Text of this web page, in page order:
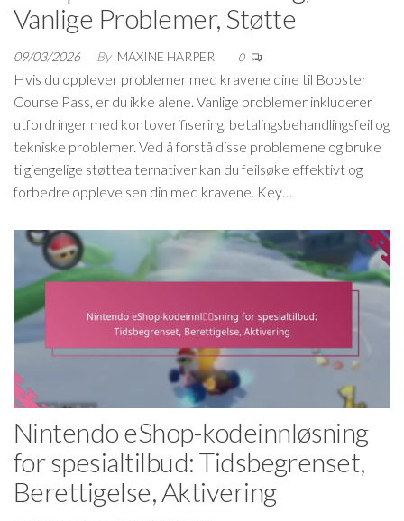
Vanlige Problemer, Støtte
09/03/2026 By MAXINE HARPER 0
Hvis du opplever problemer med kravene dine til Booster
Course Pass, er du ikke alene. Vanlige problemer inkluderer
utfordringer med kontoverifisering, betalingsbehandlingsfeil og
tekniske problemer. Ved å forstå disse problemene og bruke
tilgjengelige støttealternativer kan du feilsøke effektivt og
forbedre opplevelsen din med kravene. Key…
Nintendo eShop-kodeinnløsning
for spesialtilbud: Tidsbegrenset,
Berettigelse, Aktivering